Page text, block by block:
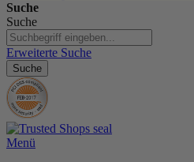
Suche
Suche
Erweiterte Suche
Suche
Menü